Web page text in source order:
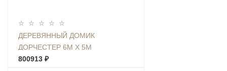
ДЕРЕВЯННЫЙ ДОМИК
ДОРЧЕСТЕР 6М Х 5М
800913 ₽